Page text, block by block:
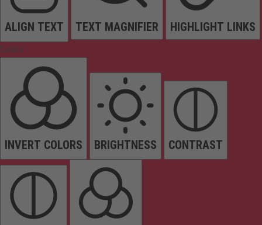
ALIGN TEXT TEXT MAGNIFIER HIGHLIGHT LINKS
Colors
INVERT COLORS BRIGHTNESS CONTRAST